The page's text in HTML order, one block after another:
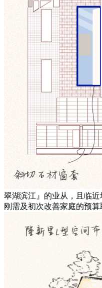
翠湖滨江』的业从，且临
刚需及初次改善家庭的预算